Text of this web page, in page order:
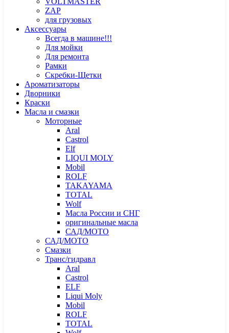
ZAP
для грузовых
Аксессуары
Всегда в машине!!!
Для мойки
Для ремонта
Рамки
Скребки-Щетки
Ароматизаторы
Дворники
Краски
Масла и смазки
Моторные
Aral
Castrol
Elf
LIQUI MOLY
Mobil
ROLF
TAKAYAMA
TOTAL
Wolf
Масла России и СНГ
оригинальные масла
САД/МОТО
САД/МОТО
Смазки
Транс/гидравл
Aral
Castrol
ELF
Liqui Moly
Mobil
ROLF
TOTAL